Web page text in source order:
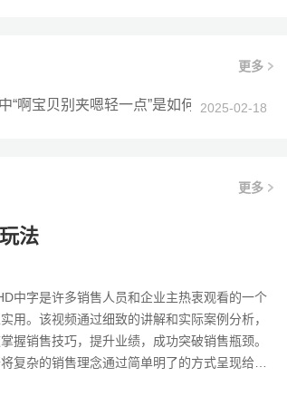
更多
“啊宝贝别夹嗯轻一点”是如何通过细腻互动
2025-02-18
更多
法
中字是许多销售人员和企业主热衷观看的一个
用。该视频通过细致的讲解和实际案例分析，
握销售技巧，提升业绩，成功突破销售瓶颈。
复杂的销售理念通过简单明了的方式呈现给观